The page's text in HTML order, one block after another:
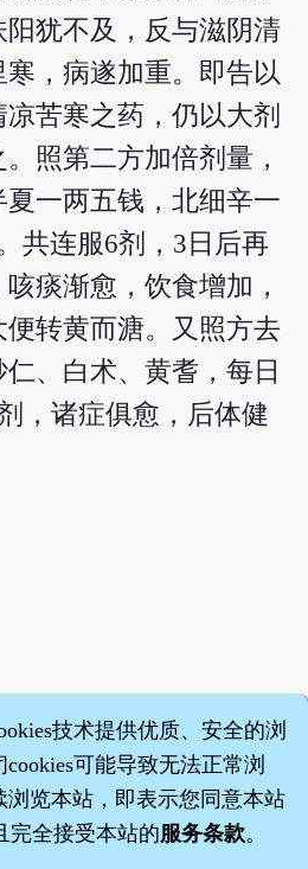
阳犹不及，反与滋阴清
，病遂加重。即告以
苦寒之药，仍以大剂
照第二方加倍剂量，
一两五钱，北细辛一
共连服6剂，3日后再
痰渐愈，饮食增加，
转黄而溏。又照方去
、白术、黄耆，每日
，诸症俱愈，后体健
技术提供优质、安全的浏
可能导致无法正常浏
浏览本站，即表示您同意本站
完全接受本站的服务条款。